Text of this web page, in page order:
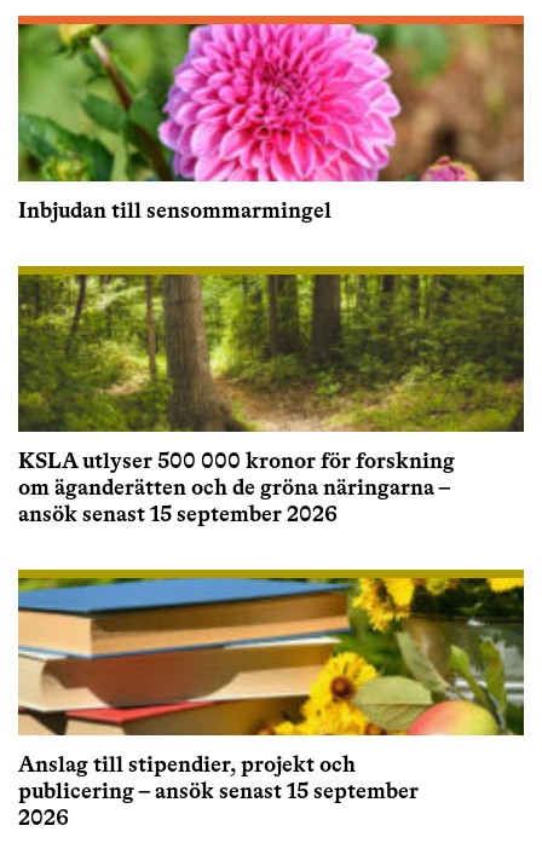
Inbjudan till sensommarmingel
KSLA utlyser 500 000 kronor för forskning
om äganderätten och de gröna näringarna –
ansök senast 15 september 2026
Anslag till stipendier, projekt och
publicering – ansök senast 15 september
2026